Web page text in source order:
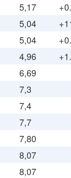
5,17
5,04
5,04
4,96
6,69
7,3
7,4
7,7
7,80
8,07
8,07